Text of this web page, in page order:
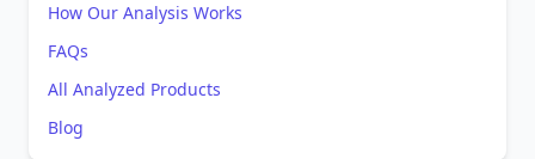
How Our Analysis Works
FAQs
All Analyzed Products
Blog